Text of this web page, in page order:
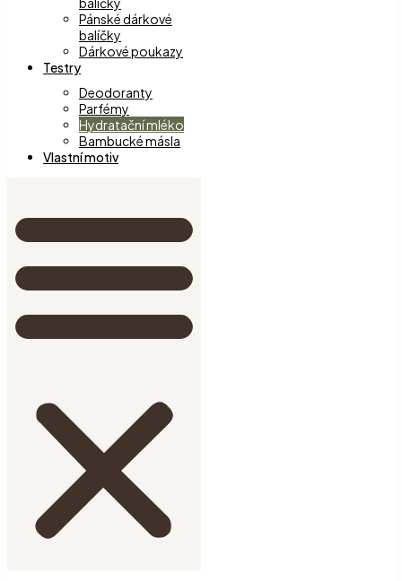
Pánské dárkové
balíčky
Dárkové poukazy
Testry
Deodoranty
Parfémy
Hydratační mléko
Bambucké másla
Vlastní motiv